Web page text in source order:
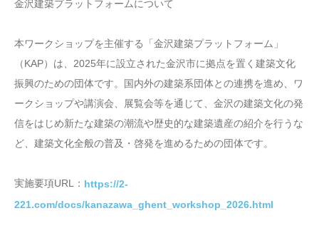
金沢建築プラットフォームについて
本ワークショップを主催する「金沢建築プラットフォーム」
（KAP）は、2025年に設立された金沢市に拠点を置く建築文化
振興のための団体です。国内外の建築系団体との連携を進め、ワ
ークショップや講演会、展覧会等を通じて、金沢の建築文化の発
信をはじめ新たな建築の潮流や歴史的な建築遺産の紹介を行うな
ど、建築文化全般の普及・啓発を進めるための団体です。
実施要項URL： https://2-
221.com/docs/kanazawa_ghent_workshop_2026.html